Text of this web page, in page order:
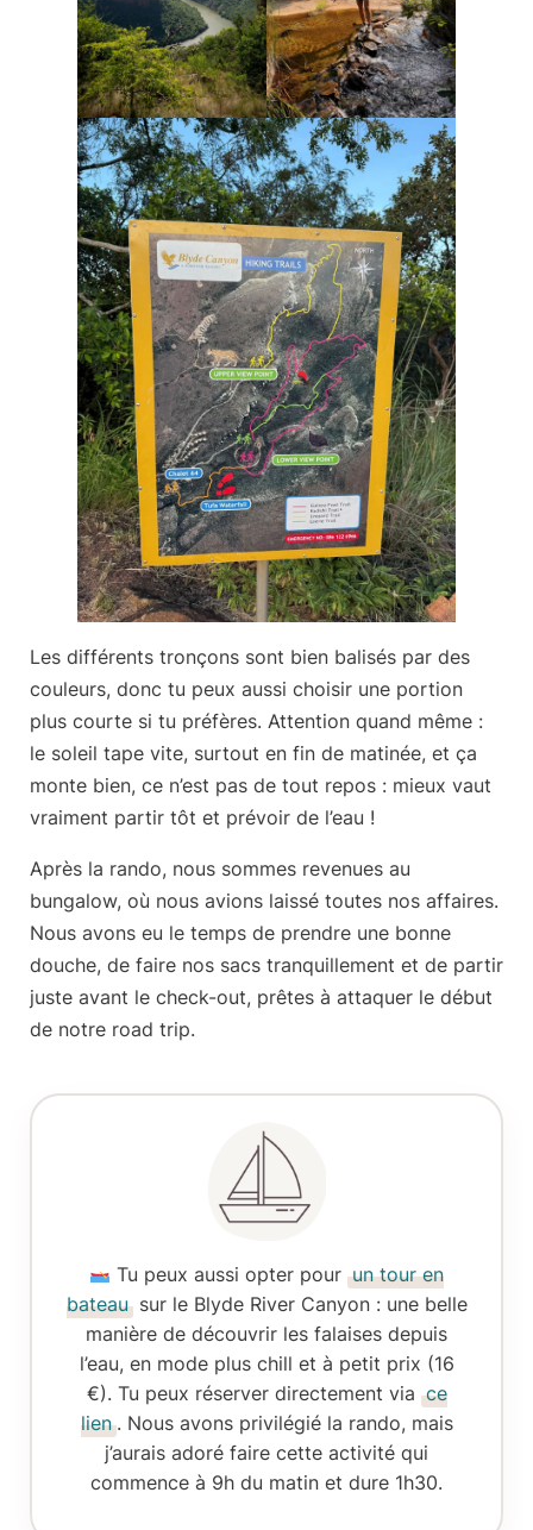
Les différents tronçons sont bien balisés par des
couleurs, donc tu peux aussi choisir une portion
plus courte si tu préfères. Attention quand même :
le soleil tape vite, surtout en fin de matinée, et ça
monte bien, ce n’est pas de tout repos : mieux vaut
vraiment partir tôt et prévoir de l’eau !
Après la rando, nous sommes revenues au
bungalow, où nous avions laissé toutes nos affaires.
Nous avons eu le temps de prendre une bonne
douche, de faire nos sacs tranquillement et de partir
juste avant le check-out, prêtes à attaquer le début
de notre road trip.
Tu peux aussi opter pour un tour en
bateau sur le Blyde River Canyon : une belle
manière de découvrir les falaises depuis
l’eau, en mode plus chill et à petit prix (16
€). Tu peux réserver directement via ce
lien . Nous avons privilégié la rando, mais
j’aurais adoré faire cette activité qui
commence à 9h du matin et dure 1h30.